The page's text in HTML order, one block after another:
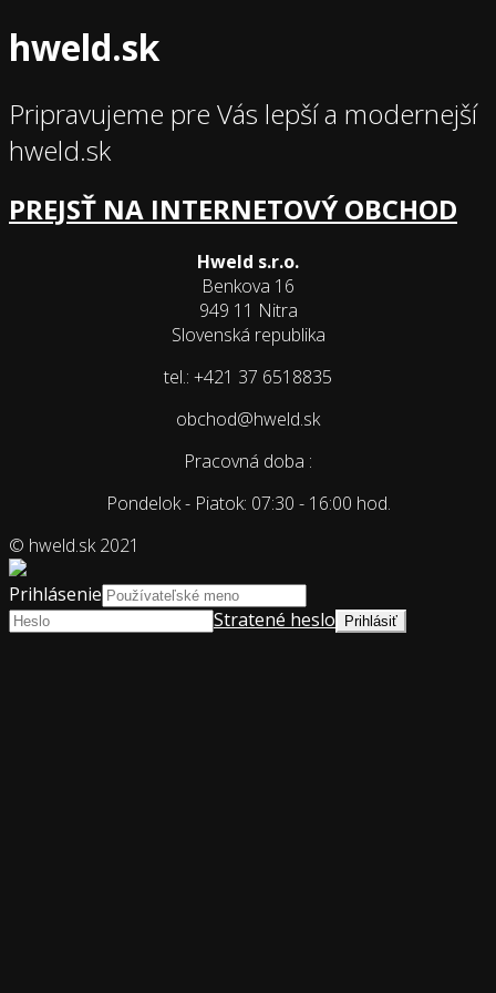
hweld.sk
Pripravujeme pre Vás lepší a modernejší
hweld.sk
PREJSŤ NA INTERNETOVÝ OBCHOD
Hweld s.r.o.
Benkova 16
949 11 Nitra
Slovenská republika
tel.: +421 37 6518835
obchod@hweld.sk
Pracovná doba :
Pondelok - Piatok: 07:30 - 16:00 hod.
© hweld.sk 2021
Prihlásenie
Stratené heslo